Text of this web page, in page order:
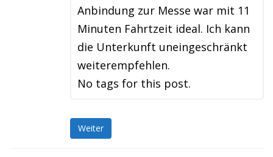
Anbindung zur Messe war mit 11
Minuten Fahrtzeit ideal. Ich kann
die Unterkunft uneingeschränkt
weiterempfehlen.
No tags for this post.
Weiter